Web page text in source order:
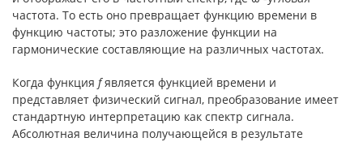
частота. То есть оно превращает функцию времени в
функцию частоты; это разложение функции на
гармонические составляющие на различных частотах.
Когда функция fявляется функцией времени и
представляет физический сигнал, преобразование имеет
стандартную интерпретацию как спектр сигнала.
Абсолютная величина получающейся в результате